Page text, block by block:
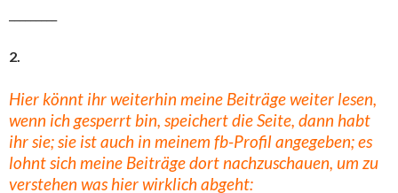
2.
Hier könnt ihr weiterhin meine Beiträge weiter lesen,
wenn ich gesperrt bin, speichert die Seite, dann habt
ihr sie; sie ist auch in meinem fb-Profil angegeben; es
lohnt sich meine Beiträge dort nachzuschauen, um zu
verstehen was hier wirklich abgeht: